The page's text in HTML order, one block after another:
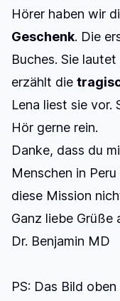
Hörer haben wir
Geschenk. Die
Buches. Sie lautet
erzählt die
Lena liest sie vor.
Hör gerne rein.
Danke, dass du
Menschen in
diese Mission
Ganz liebe
Dr. Benjamin MD
PS: Das Bild